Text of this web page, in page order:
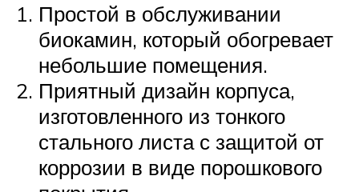
Простой в обслуживании
биокамин, который обогревает
небольшие помещения.
Приятный дизайн корпуса,
изготовленного из тонкого
стального листа с защитой от
коррозии в виде порошкового